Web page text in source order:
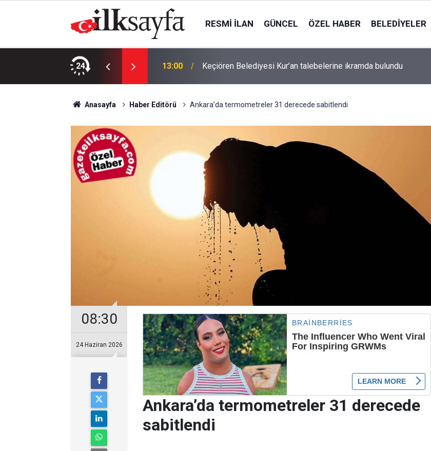
RESMI İLAN GÜNCEL ÖZEL HABER BELEDIYELER
24
Parkı’nda perdeye taşındı 13:00 Keçiören Belediyesi Kur’an talebelerine ikramda bulundu
Anasayfa Haber Editörü Ankara’da termometreler 31 derecede sabitlendi
08:30
24 Haziran 2026
Ankara’da termometreler 31 derecede
sabitlendi